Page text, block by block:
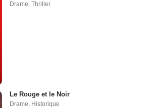
Drame,Thriller
Le Rouge et le Noir
Drame Historique